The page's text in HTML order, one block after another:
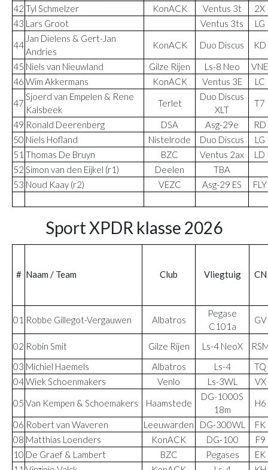
42 Tyl Schmelzer KonACK Ventus 3t
2X
43 Lars Groot Ventus 3ts
LG
44
Jan Dielens & Gert-Jan
Andries
KonACK Duo Discus
KD
45 Niels van Nieuwland Gilze Rijen Ls-8 Neo
VNE
46 Wim Akkermans KonACK Ventus 3E
LC
47
Sjoerd van Empelen & Rene
Kalsbeek
Terlet
Duo Discus
XLT
T7
49 Ronald Deerenberg DSA Asg-29e
RD
50 Niels Hofland Nistelrode Duo Discus
LG
51 Thomas De Bruyn BZC Ventus 2ax
LD
52 Simon van den Eijkel (r1) Deelen
TBA
53 Noud Kaay (r2) VEZC Asg-29 ES FLY
Sport XPDR klasse 2026
# Naam / Team Club Vliegtuig CN
01 Robbe Gillegot-Vergauwen Albatros
Pegase
C101a
GV
02 Robin Smit Gilze Rijen Ls-4 NeoX
03 Michiel Haemels Albatros Ls-4
TQ
04Wiek Schoenmakers Venlo Ls-3WL
VX
05 Van Kempen & Schoemakers Haamstede
DG-1000S
18m
H6
06 Robert van Waveren Leeuwarden DG-300WL
FK
08 Matthias Loenders KonACK DG-100
F9
10 De Graef & Lambert BZC Pegases
EK